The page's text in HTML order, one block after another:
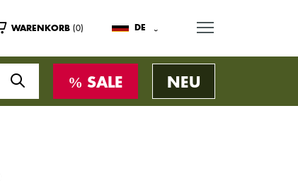
WARENKORB (0) DE
SALE NEU